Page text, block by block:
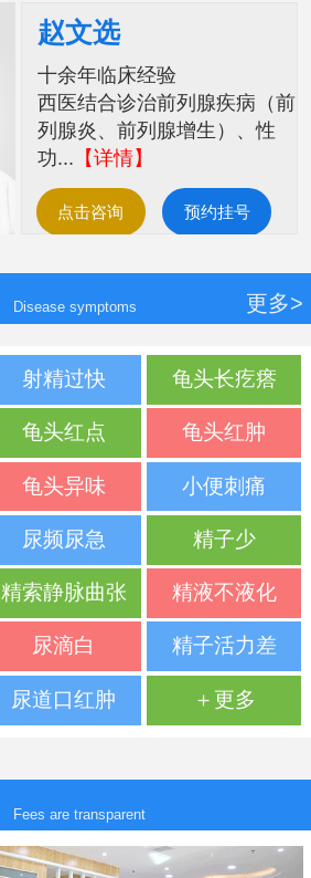
赵文选
十余年临床经验
西医结合诊治前列腺疾病（前
列腺炎、前列腺增生）、性
功... 【详情】
点击咨询 预约挂号
Disease symptoms 更多>
射精过快 龟头长疙瘩
龟头红点 龟头红肿
龟头异味 小便刺痛
尿频尿急 精子少
精索静脉曲张 精液不液化
尿滴白 精子活力差
尿道口红肿 ＋更多
Fees are transparent